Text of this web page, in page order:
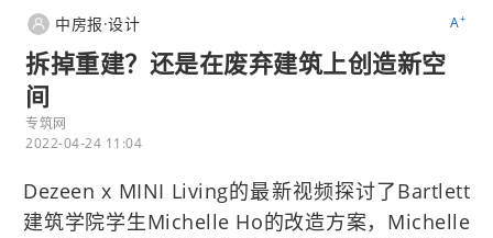
中房报·设计 A+
拆掉重建？还是在废弃建筑上创造新空
间
专筑网
2022-04-24 11:04
Dezeen x MINI Living的最新视频探讨了Bartlett
建筑学院学生Michelle Ho的改造方案，Michelle